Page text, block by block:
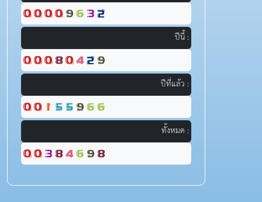
ปีนี้ :
ปีที่แล้ว :
ทั้งหมด :